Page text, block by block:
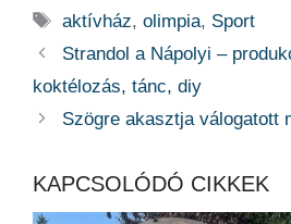
Címkék
aktívház,olimpia, Sport
Strandol a Nápolyi –
koktélozás, tánc, diy
Szögre akasztja válogatott
KAPCSOLÓDÓ CIKKEK